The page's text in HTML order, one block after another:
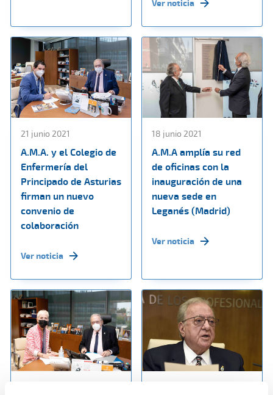
Ver noticia
21 junio 2021
A.M.A. y el Colegio de
Enfermería del
Principado de Asturias
firman un nuevo
convenio de
colaboración
Ver noticia
18 junio 2021
A.M.A amplía su red
de oficinas con la
inauguración de una
nueva sede en
Leganés (Madrid)
Ver noticia